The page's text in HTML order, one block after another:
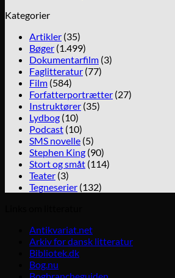
Kategorier
Artikler (35)
Bøger (1.499)
Dokumentarfilm (3)
Faglitteratur (77)
Film (584)
Forfatterportrætter (27)
Instruktører (35)
Lydbog (10)
Podcast (10)
SMS novelle (5)
Stephen King (90)
Stort og småt (114)
Teater (3)
Tegneserier (132)
Antikvariat.net
Arkiv for dansk litteratur
Bibliotek.dk
Bog.nu